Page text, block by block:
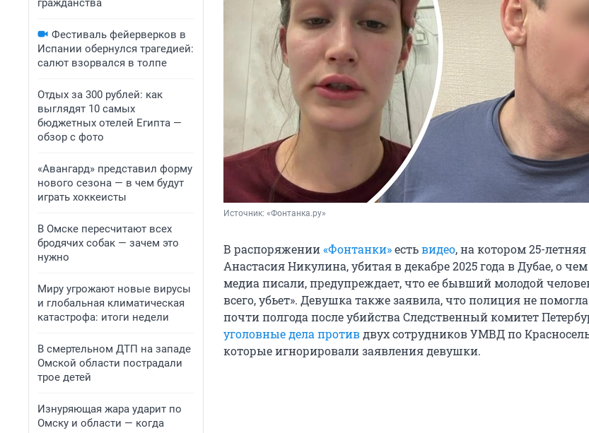
гражданства
Фестиваль фейерверков в
Испании обернулся трагедией:
салют взорвался в толпе
Отдых за 300 рублей: как
выглядят 10 самых
бюджетных отелей Египта —
обзор с фото
«Авангард» представил форму
нового сезона — в чем будут
играть хоккеисты
В Омске пересчитают всех
бродячих собак — зачем это
нужно
Миру угрожают новые вирусы
и глобальная климатическая
катастрофа: итоги недели
В смертельном ДТП на западе
Омской области пострадали
трое детей
Изнуряющая жара ударит по
Омску и области — когда
Источник: «Фонтанка.ру»
В распоряжении«Фонтанки»естьвидео, на котором 25-летняя
Анастасия Никулина, убитая в декабре 2025 года в Дубае, о
медиа писали, предупреждает, что ее бывший молодой
всего, убьет». Девушка также заявила, что полиция не
почти полгода после убийства Следственный комитет
уголовные дела противдвух сотрудников УМВД по
которые игнорировали заявления девушки.